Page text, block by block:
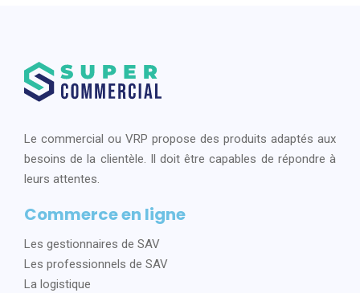
Le commercial ou VRP propose des produits adaptés aux
besoins de la clientèle. Il doit être capables de répondre à
leurs attentes.
Commerce en ligne
Les gestionnaires de SAV
Les professionnels de SAV
La logistique